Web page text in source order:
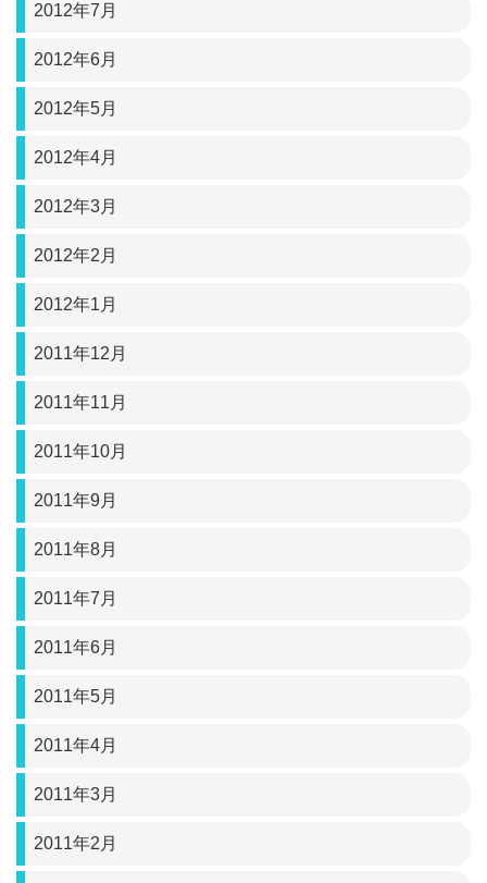
2012年7月
2012年6月
2012年5月
2012年4月
2012年3月
2012年2月
2012年1月
2011年12月
2011年11月
2011年10月
2011年9月
2011年8月
2011年7月
2011年6月
2011年5月
2011年4月
2011年3月
2011年2月